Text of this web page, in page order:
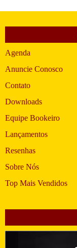
Agenda
Anuncie Conosco
Contato
Downloads
Equipe Bookeiro
Lançamentos
Resenhas
Sobre Nós
Top Mais Vendidos